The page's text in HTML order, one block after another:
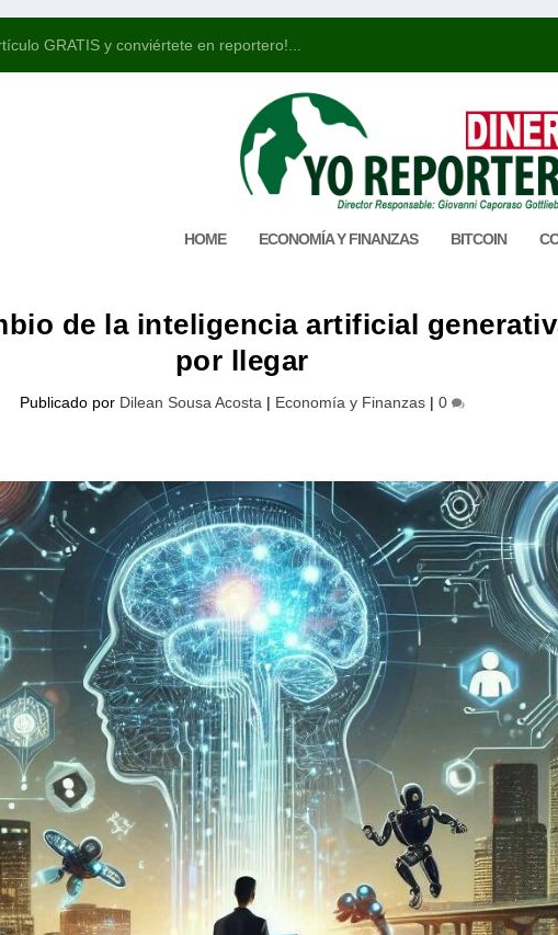
GRATIS y conviértete en reportero!...
HOME ECONOMÍA Y FINANZAS BITCOIN
de la inteligencia artificial
por llegar
Publicado por Dilean Sousa Acosta | Economía y Finanzas| 0